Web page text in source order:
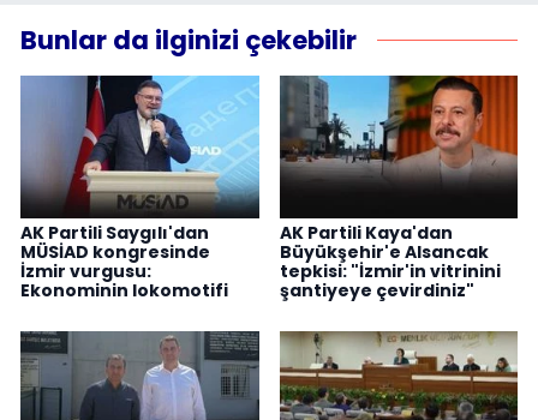
Bunlar da ilginizi çekebilir
AK Partili Saygılı'dan
MÜSİAD kongresinde
İzmir vurgusu:
Ekonominin lokomotifi
AK Partili Kaya'dan
Büyükşehir'e Alsancak
tepkisi: "İzmir'in vitrinini
şantiyeye çevirdiniz"